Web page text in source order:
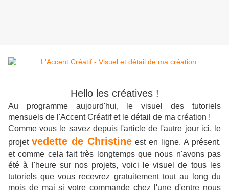
Hello les créatives !
Au programme aujourd'hui, le visuel des tutoriels
mensuels de l'Accent Créatif et le détail de ma création !
Comme vous le savez depuis l'article de l'autre jour ici, le
projet vedette de Christine est en ligne. A présent,
et comme cela fait très longtemps que nous n'avons pas
été à l'heure sur nos projets, voici le visuel de tous les
tutoriels que vous recevrez gratuitement tout au long du
mois de mai si votre commande chez l'une d'entre nous